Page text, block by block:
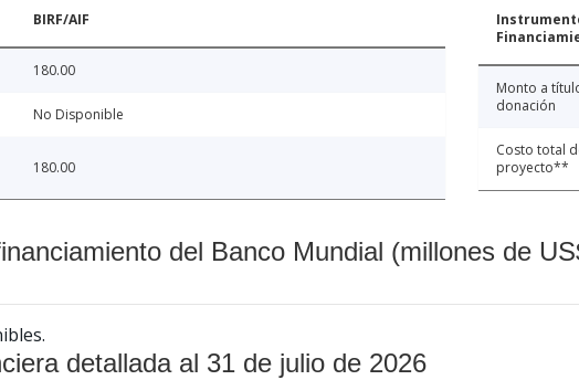
BIRF/AIF
180.00
No Disponible
180.00
Monto a
donación
Costo total
proyecto**
del Banco Mundial (millones de
detallada al 31 de julio de 2026